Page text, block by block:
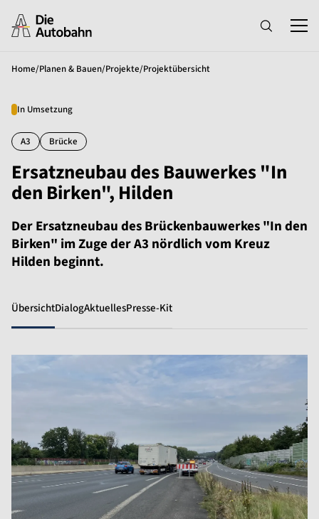
Home/Planen & Bauen/Projekte/Projektübersicht
In Umsetzung
A3 Brücke
Ersatzneubau des Bauwerkes "In
den Birken", Hilden
Der Ersatzneubau des Brückenbauwerkes "In den
Birken" im Zuge der A3 nördlich vom Kreuz
Hilden beginnt.
ÜbersichtDialogAktuellesPresse-Kit